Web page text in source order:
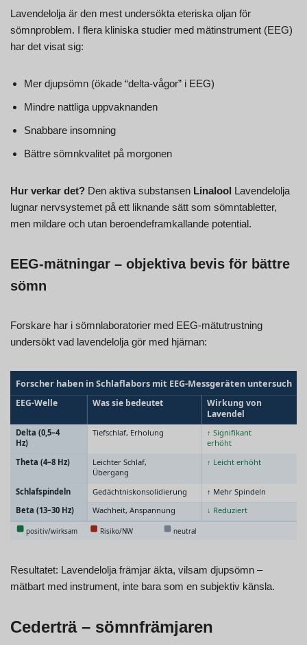
Lavendelolja är den mest undersökta eteriska oljan för
sömnproblem. I flera kliniska studier med mätinstrument (EEG)
har det visat sig:
Mer djupsömn (ökade “delta-vågor” i EEG)
Mindre nattliga uppvaknanden
Snabbare insomning
Bättre sömnkvalitet på morgonen
Hur verkar det? Den aktiva substansen Linalool Lavendelolja
lugnar nervsystemet på ett liknande sätt som sömntabletter,
men mildare och utan beroendeframkallande potential.
EEG-mätningar – objektiva bevis för bättre
sömn
Forskare har i sömnlaboratorier med EEG-mätutrustning
undersökt vad lavendelolja gör med hjärnan:
Resultatet: Lavendelolja främjar äkta, vilsam djupsömn –
mätbart med instrument, inte bara som en subjektiv känsla.
Cederträ – sömnfrämjaren